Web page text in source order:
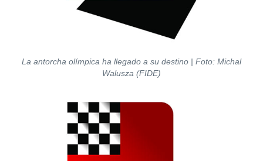
La antorcha olímpica ha llegado a su destino | Foto: Michal
Walusza (FIDE)